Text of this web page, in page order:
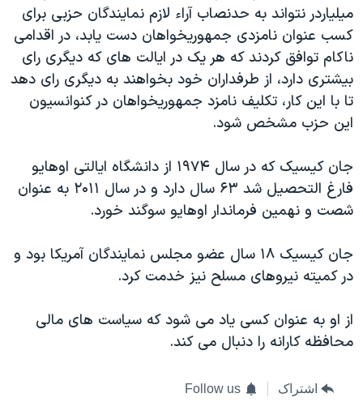
میلیاردر نتواند به حدنصاب آراء لازم نمایندگان حزبی برای
کسب عنوان نامزدی جمهوریخواهان دست یابد، در اقدامی
ناکام توافق کردند که هر یک در ایالت های که دیگری رای
بیشتری دارد، از طرفداران خود بخواهند به دیگری رای دهد
تا با این کار، تکلیف نامزد جمهوریخواهان در کنوانسیون
این حزب مشخص شود.
جان کیسیک که در سال ۱۹۷۴ از دانشگاه ایالتی اوهایو
فارغ التحصیل شد ۶۳ سال دارد و در سال ۲۰۱۱ به عنوان
شصت و نهمین فرماندار اوهایو سوگند خورد.
جان کیسیک ۱۸ سال عضو مجلس نمایندگان آمریکا بود و
در کمیته نیروهای مسلح نیز خدمت کرد.
از او به عنوان کسی یاد می شود که سیاست های مالی
محافظه کارانه را دنبال می کند.
اشتراک Follow us